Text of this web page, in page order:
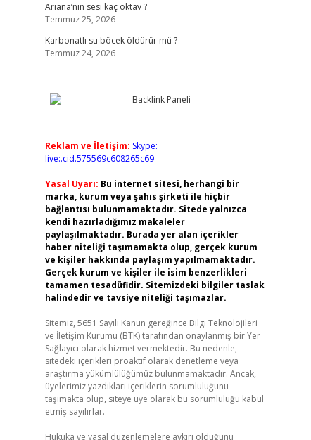
Ariana’nın sesi kaç oktav ?
Temmuz 25, 2026
Karbonatlı su böcek öldürür mü ?
Temmuz 24, 2026
Reklam ve İletişim: Skype:
live:.cid.575569c608265c69
Yasal Uyarı: Bu internet sitesi, herhangi bir
marka, kurum veya şahıs şirketi ile hiçbir
bağlantısı bulunmamaktadır. Sitede yalnızca
kendi hazırladığımız makaleler
paylaşılmaktadır. Burada yer alan içerikler
haber niteliği taşımamakta olup, gerçek kurum
ve kişiler hakkında paylaşım yapılmamaktadır.
Gerçek kurum ve kişiler ile isim benzerlikleri
tamamen tesadüfidir. Sitemizdeki bilgiler taslak
halindedir ve tavsiye niteliği taşımazlar.
Sitemiz, 5651 Sayılı Kanun gereğince Bilgi Teknolojileri
ve İletişim Kurumu (BTK) tarafından onaylanmış bir Yer
Sağlayıcı olarak hizmet vermektedir. Bu nedenle,
sitedeki içerikleri proaktif olarak denetleme veya
araştırma yükümlülüğümüz bulunmamaktadır. Ancak,
üyelerimiz yazdıkları içeriklerin sorumluluğunu
taşımakta olup, siteye üye olarak bu sorumluluğu kabul
etmiş sayılırlar.
Hukuka ve yasal düzenlemelere aykırı olduğunu